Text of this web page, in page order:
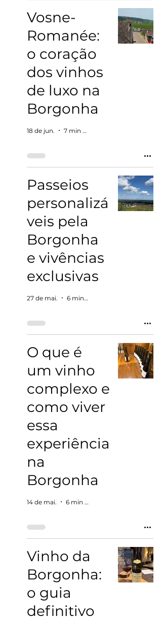
Vosne-
Romanée:
o coração
dos vinhos
de luxo na
Borgonha
18 de jun. 7 min de leitura
Passeios
personalizá
veis pela
Borgonha
e vivências
exclusivas
27 de mai. 6 min de leitura
O que é
um vinho
complexo e
como viver
essa
experiência
na
Borgonha
14 de mai. 6 min de leitura
Vinho da
Borgonha:
o guia
definitivo